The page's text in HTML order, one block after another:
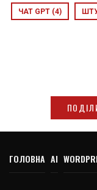
ЧАТ GPT (4)
ГОЛОВНА AI